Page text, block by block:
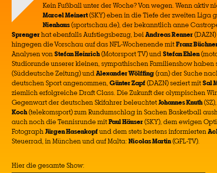
Kein Fußball unter der Woche? Von wegen. Wenn aktiv
Marcel Meinert(SKY) eben in die Tiefe der zweiten Liga
Nienhaus(sportschau.de), der bekanntlich anne
Sprengerhat ebenfalls Aufstiegsbezug, beiAndreas Renner
hingegen die Vorschau auf das NFL-Wochenende mitFranz
Analysen vonStefan Heinrich(Motorsport TV) undStefan Ehlen
Studiorunde unserer kleinen, sympathischen Familienshow
(Süddeutsche Zeitung) undAlexander Wölffing(ran) der Suche
deutschen Sport angenommen, Günter Zapf(DAZN) seziert mitSal
ziemlich erfolgreiche Draft Class. Die Zukunft der olympischen
Gegenwart der deutschen Skifahrer beleuchtetJohannes Knuth
Koch(telekomsport) zum Rundumschlag in Sachen Basketball
auch noch die Tennisrunde mitPaul Häuser(SKY), dem ewigen
FotographJürgen Hasenkopfund dem stets bestens informierten
Steuerrad, in München und auf Malta:Nicolas Martin(GFL-TV).
Hier die gesamte Show: